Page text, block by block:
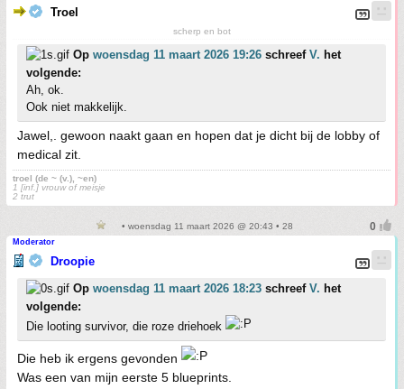
Troel
scherp en bot
Op woensdag 11 maart 2026 19:26 schreef V. het
volgende:
Ah, ok.
Ook niet makkelijk.
Jawel,. gewoon naakt gaan en hopen dat je dicht bij de lobby of
medical zit.
troel (de ~ (v.), ~en)
1 [inf.] vrouw of meisje
2 trut
• woensdag 11 maart 2026 @ 20:43 • 28
Moderator
Droopie
Op woensdag 11 maart 2026 18:23 schreef V. het
volgende:
Die looting survivor, die roze driehoek
Die heb ik ergens gevonden
Was een van mijn eerste 5 blueprints.